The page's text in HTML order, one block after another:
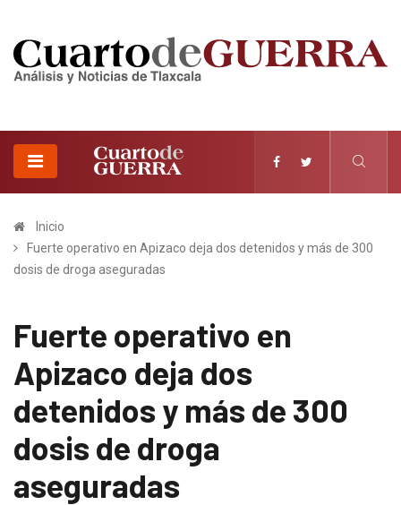
Inicio
Fuerte operativo en Apizaco deja dos detenidos y más de 300
dosis de droga aseguradas
Fuerte operativo en
Apizaco deja dos
detenidos y más de 300
dosis de droga
aseguradas